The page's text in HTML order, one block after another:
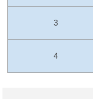
3
4